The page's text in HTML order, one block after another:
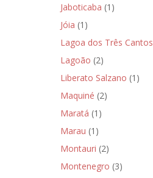
Jaboticaba (1)
Jóia (1)
Lagoa dos Três Cantos
Lagoão (2)
Liberato Salzano (1)
Maquiné (2)
Maratá (1)
Marau (1)
Montauri (2)
Montenegro (3)